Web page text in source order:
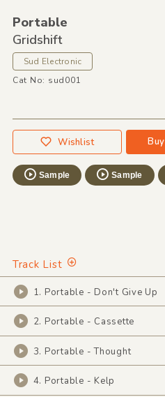
Portable
Gridshift
Sud Electronic
Cat No: sud001
Wishlist Buy
Sample Sample
Track List
1. Portable - Don't Give Up
2. Portable - Cassette
3. Portable - Thought
4. Portable - Kelp